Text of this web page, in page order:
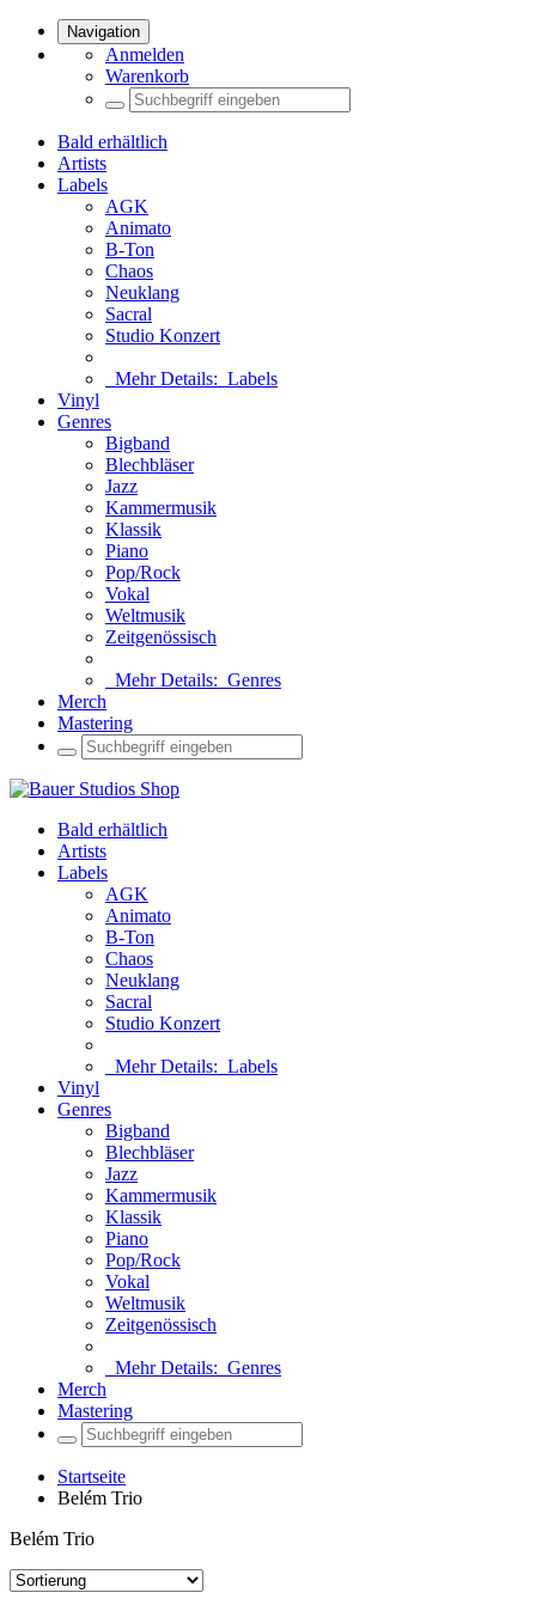
Navigation
Anmelden
Warenkorb
Bald erhältlich
Artists
Labels
AGK
Animato
B-Ton
Chaos
Neuklang
Sacral
Studio Konzert
Mehr Details: Labels
Vinyl
Genres
Bigband
Blechbläser
Jazz
Kammermusik
Klassik
Piano
Pop/Rock
Vokal
Weltmusik
Zeitgenössisch
Mehr Details: Genres
Merch
Mastering
Bald erhältlich
Artists
Labels
AGK
Animato
B-Ton
Chaos
Neuklang
Sacral
Studio Konzert
Mehr Details: Labels
Vinyl
Genres
Bigband
Blechbläser
Jazz
Kammermusik
Klassik
Piano
Pop/Rock
Vokal
Weltmusik
Zeitgenössisch
Mehr Details: Genres
Merch
Mastering
Startseite
Belém Trio
Belém Trio